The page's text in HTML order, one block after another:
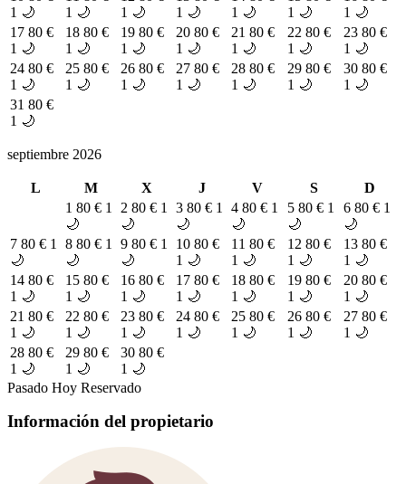
1 🌙
1 🌙
1 🌙
1 🌙
1 🌙
1 🌙
1 🌙
17 80 €
1 🌙
18 80 €
1 🌙
19 80 €
1 🌙
20 80 €
1 🌙
21 80 €
1 🌙
22 80 €
1 🌙
23 80 €
1 🌙
24 80 €
1 🌙
25 80 €
1 🌙
26 80 €
1 🌙
27 80 €
1 🌙
28 80 €
1 🌙
29 80 €
1 🌙
30 80 €
1 🌙
31 80 €
1 🌙
septiembre 2026
L M X J V S
D
1 80 € 1
🌙
2 80 € 1
🌙
3 80 € 1
🌙
4 80 € 1
🌙
5 80 € 1
🌙
6 80 € 1
🌙
7 80 € 1
🌙
8 80 € 1
🌙
9 80 € 1
🌙
10 80 €
1 🌙
11 80 €
1 🌙
12 80 €
1 🌙
13 80 €
1 🌙
14 80 €
1 🌙
15 80 €
1 🌙
16 80 €
1 🌙
17 80 €
1 🌙
18 80 €
1 🌙
19 80 €
1 🌙
20 80 €
1 🌙
21 80 €
1 🌙
22 80 €
1 🌙
23 80 €
1 🌙
24 80 €
1 🌙
25 80 €
1 🌙
26 80 €
1 🌙
27 80 €
1 🌙
28 80 €
1 🌙
29 80 €
1 🌙
30 80 €
1 🌙
Pasado Hoy Reservado
Información del propietario